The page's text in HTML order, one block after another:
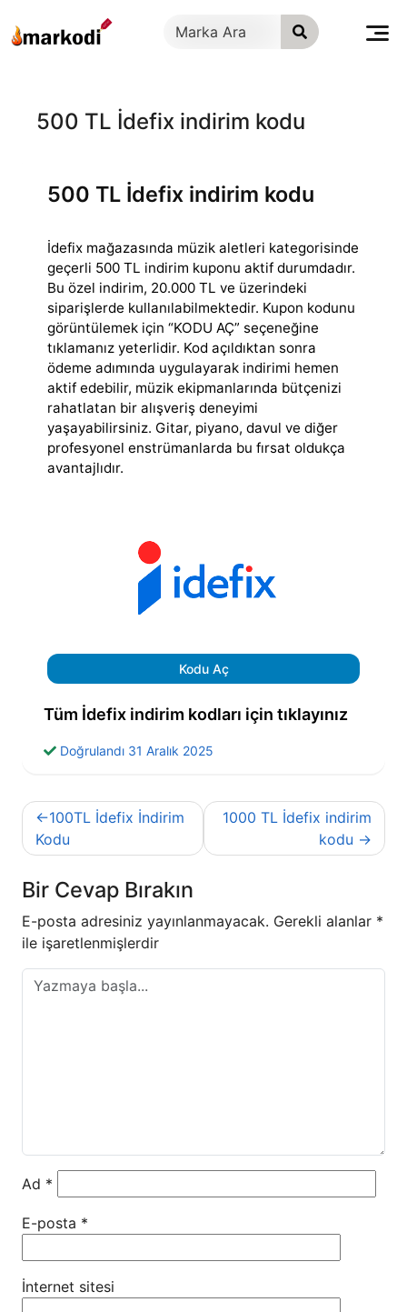
geç
500 TL İdefix indirim kodu
500 TL İdefix indirim kodu
İdefix mağazasında müzik aletleri kategorisinde
geçerli 500 TL indirim kuponu aktif durumdadır.
Bu özel indirim, 20.000 TL ve üzerindeki
siparişlerde kullanılabilmektedir. Kupon kodunu
görüntülemek için “KODU AÇ” seçeneğine
tıklamanız yeterlidir. Kod açıldıktan sonra
ödeme adımında uygulayarak indirimi hemen
aktif edebilir, müzik ekipmanlarında bütçenizi
rahatlatan bir alışveriş deneyimi
yaşayabilirsiniz. Gitar, piyano, davul ve diğer
profesyonel enstrümanlarda bu fırsat oldukça
avantajlıdır.
Kodu Aç
Tüm İdefix indirim kodları için tıklayınız
Doğrulandı 31 Aralık 2025
Yazı
gezinmesi
100TL İdefix İndirim
Kodu
1000 TL İdefix indirim
kodu
Bir Cevap Bırakın
E-posta adresiniz yayınlanmayacak. Gerekli alanlar *
ile işaretlenmişlerdir
Ad *
E-posta *
İnternet sitesi